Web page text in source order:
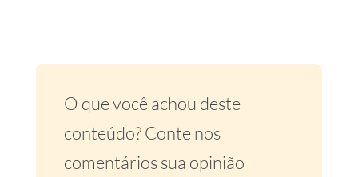
O que você achou deste
conteúdo? Conte nos
comentários sua opinião